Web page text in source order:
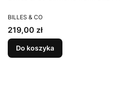
PRODUCENT
BILLES & CO
Cena
219,00 zł
Do koszyka